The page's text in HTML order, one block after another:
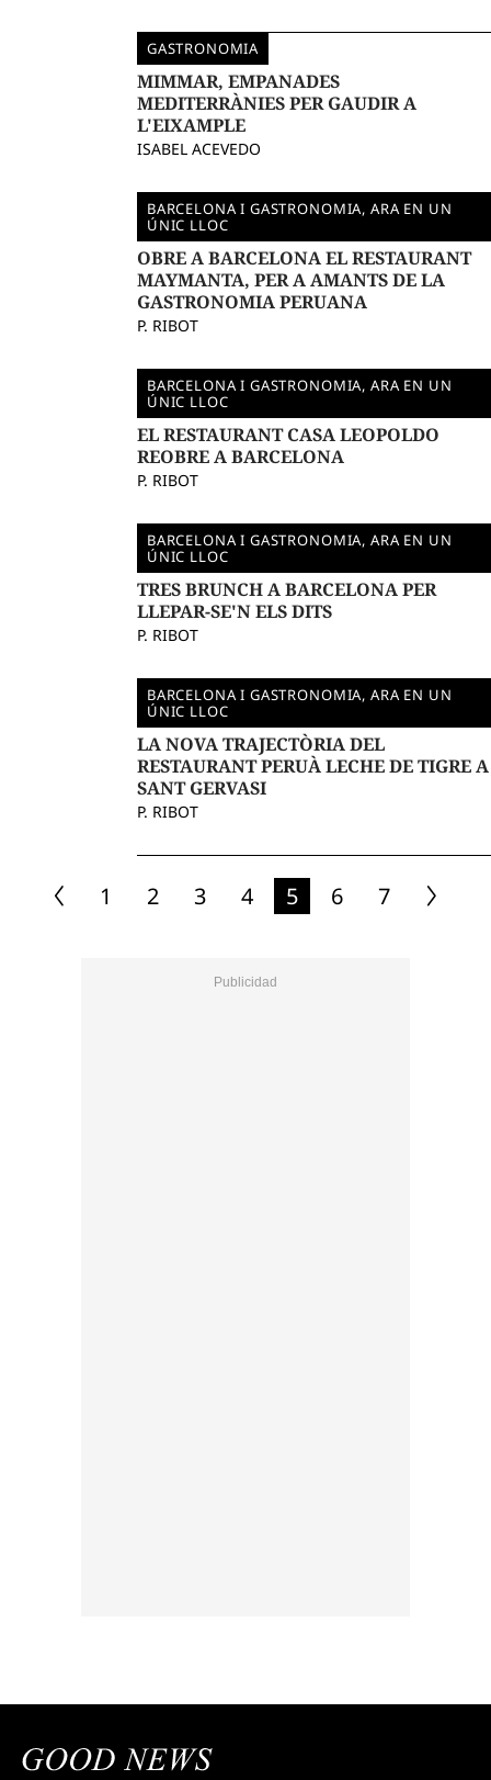
GASTRONOMIA
MIMMAR, EMPANADES
MEDITERRÀNIES PER GAUDIR A
L'EIXAMPLE
ISABEL ACEVEDO
BARCELONA I GASTRONOMIA, ARA EN UN
ÚNIC LLOC
OBRE A BARCELONA EL RESTAURANT
MAYMANTA, PER A AMANTS DE LA
GASTRONOMIA PERUANA
P. RIBOT
BARCELONA I GASTRONOMIA, ARA EN UN
ÚNIC LLOC
EL RESTAURANT CASA LEOPOLDO
REOBRE A BARCELONA
P. RIBOT
BARCELONA I GASTRONOMIA, ARA EN UN
ÚNIC LLOC
TRES BRUNCH A BARCELONA PER
LLEPAR-SE'N ELS DITS
P. RIBOT
BARCELONA I GASTRONOMIA, ARA EN UN
ÚNIC LLOC
LA NOVA TRAJECTÒRIA DEL
RESTAURANT PERUÀ LECHE DE TIGRE A
SANT GERVASI
P. RIBOT
1 2 3 4 5 6 7